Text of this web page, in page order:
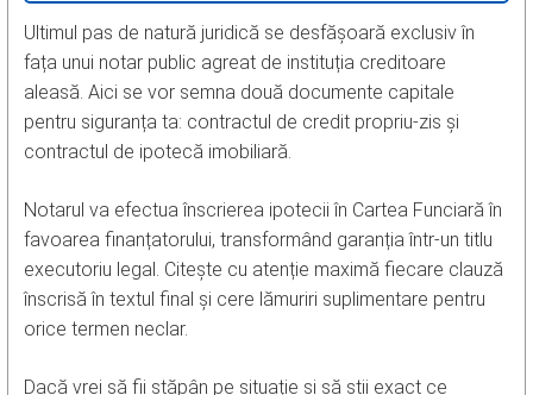
Ultimul pas de natură juridică se desfășoară exclusiv în
fața unui notar public agreat de instituția creditoare
aleasă. Aici se vor semna două documente capitale
pentru siguranța ta: contractul de credit propriu-zis și
contractul de ipotecă imobiliară.
Notarul va efectua înscrierea ipotecii în Cartea Funciară în
favoarea finanțatorului, transformând garanția într-un titlu
executoriu legal. Citește cu atenție maximă fiecare clauză
înscrisă în textul final și cere lămuriri suplimentare pentru
orice termen neclar.
Dacă vrei să fii stăpân pe situație și să știi exact ce